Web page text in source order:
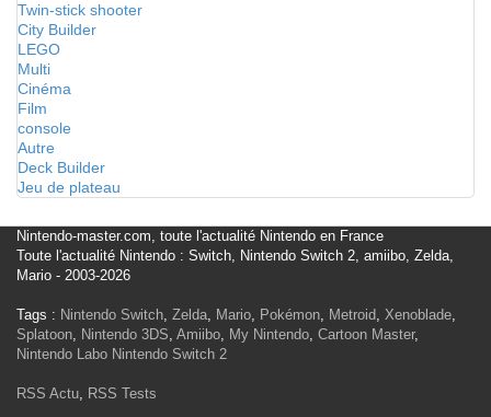
Twin-stick shooter
City Builder
LEGO
Multi
Cinéma
Film
console
Autre
Deck Builder
Jeu de plateau
Nintendo-master.com, toute l'actualité Nintendo en France
Toute l'actualité Nintendo : Switch, Nintendo Switch 2, amiibo, Zelda,
Mario - 2003-2026
Tags : Nintendo Switch, Zelda, Mario, Pokémon, Metroid, Xenoblade,
Splatoon, Nintendo 3DS, Amiibo, My Nintendo, Cartoon Master,
Nintendo Labo Nintendo Switch 2
RSS Actu, RSS Tests